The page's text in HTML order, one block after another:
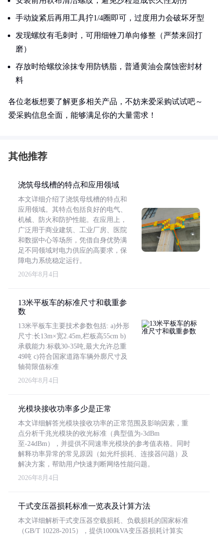
手动旋紧后再用工具拧1/4圈即可，过度用力会破坏牙型
发现螺纹有毛刺时，可用细锉刀单向修整（严禁来回打
磨）
存放时给螺纹涂抹专用防锈脂，普通黄油会腐蚀密封材
料
各位老板想要了解更多相关产品，不妨来爱采购试试吧～
爱采购信息全面，能够满足你的大量需求！
其他推荐
浇筑母线槽的特点和应用领域
本文详细介绍了浇筑母线槽的特点和
应用领域。其特点包括良好的电气、
机械、防火和防护性能。在应用上，
广泛用于商业建筑、工业厂房、医院
和数据中心等场所，凭借自身优势满
足不同领域对电力供应的高要求，保
障电力系统稳定运行。
2026年8月4日
13米平板车的标准尺寸和载重参
数
13米平板车主要技术参数包括: a)外形
尺寸:长13m×宽2.45m,栏板高55cm b)
承载能力:标载30-35吨,最大允许总重
49吨 c)符合国家道路车辆外廓尺寸及
轴荷限值标准
2026年8月4日
光模块接收功率多少是正常
本文详细解答光模块接收功率的正常范围及影响因素，重
点分析千兆光模块的收光标准（典型值为-3dBm
至-24dBm），并提供不同速率光模块的参考值表格。同时
解释功率异常的常见原因（如光纤损耗、连接器问题）及
解决方案，帮助用户快速判断网络性能问题。
2026年8月4日
干式变压器损耗标准一览表及计算方法
本文详细解析干式变压器空载损耗、负载损耗的国家标准
（GB/T 10228-2015），提供1000kVA变压器损耗计算实